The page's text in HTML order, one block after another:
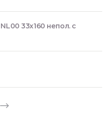
33х160 непол. с